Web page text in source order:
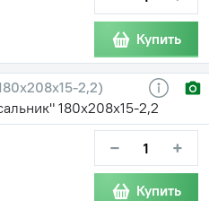
Купить
2,2)
180х208х15-2,2
− +
Купить